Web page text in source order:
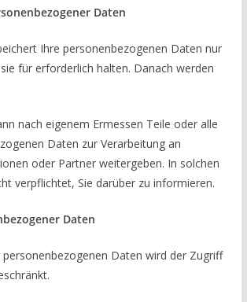
Daten
Ihre personenbezogenen Daten nur
für erforderlich halten. Danach werden
nach eigenem Ermessen Teile oder alle
Daten zur Verarbeitung an
oder Partner weitergeben. In solchen
verpflichtet, Sie darüber zu informieren.
Daten
personenbezogenen Daten wird der Zugriff